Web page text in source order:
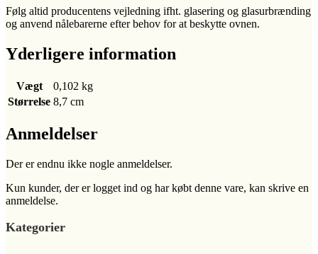
Følg altid producentens vejledning ifht. glasering og glasurbrænding
og anvend nålebarerne efter behov for at beskytte ovnen.
Yderligere information
Vægt
0,102 kg
Størrelse 8,7 cm
Anmeldelser
Der er endnu ikke nogle anmeldelser.
Kun kunder, der er logget ind og har købt denne vare, kan skrive en
anmeldelse.
Kategorier